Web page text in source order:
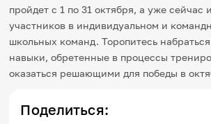
пройдет с 1 по 31 октября, а уже сейчас
участников в индивидуальном и
школьных команд. Торопитесь
навыки, обретенные в процессы
оказаться решающими для победы в
Поделиться: